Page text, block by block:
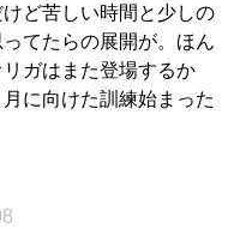
ど苦しい時間と少しの
てたらの展開が。ほん
ガはまた登場するか
に向けた訓練始まった